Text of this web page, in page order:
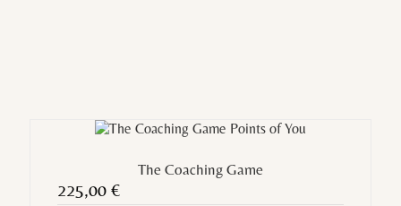
The Coaching Game
225,00 €